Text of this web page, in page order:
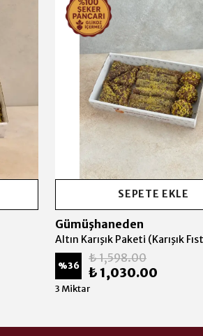
SEPETE EKLE
Gümüşhaneden
%36
₺ 1,598.00
₺ 1,030.00
3 Miktar